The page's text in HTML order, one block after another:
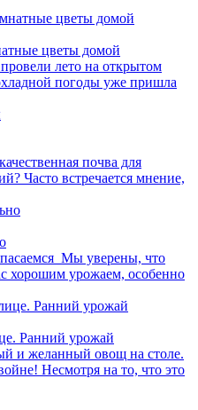
цветы домой
лето на открытом
погоды уже пришла
почва для
Часто встречается мнение,
Мы уверены, что
хорошим урожаем, особенно
Ранний урожай
и желанный овощ на столе.
Несмотря на то, что это